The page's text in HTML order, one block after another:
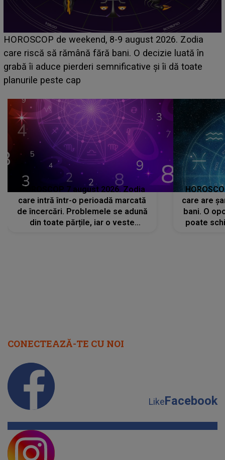
Emanuel a ținut ACEST DETALIU ASCUNS până
acum! În fața Alexandrei, concurentul din Casa Iubirii
face o MĂRTURISIRE NEAȘTEPTATĂ despre mama
sa: "I-am spus și ei în față, eu nu te iubesc pentru
HOROSCOP 7 august 2026. Zodia
care intră într-o perioadă marcată
de încercări. Problemele se adună
din toate părțile, iar o veste
care are
bani. O
poate
CONECTEAZĂ-TE CU NOI
LikeFacebook